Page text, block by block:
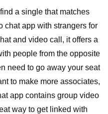
a single that matches
chat app with strangers for
and video call, it offers a
people from the opposite
need to go away your seat
to make more associates,
app contains group video
way to get linked with